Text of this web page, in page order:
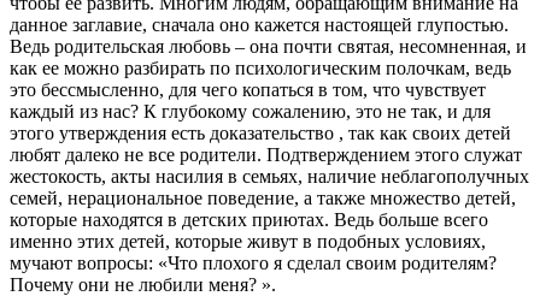
данное заглавие, сначала оно кажется настоящей глупостью.
Ведь родительская любовь – она почти святая, несомненная, и
как ее можно разбирать по психологическим полочкам, ведь
это бессмысленно, для чего копаться в том, что чувствует
каждый из нас? К глубокому сожалению, это не так, и для
этого утверждения есть доказательство , так как своих детей
любят далеко не все родители. Подтверждением этого служат
жестокость, акты насилия в семьях, наличие неблагополучных
семей, нерациональное поведение, а также множество детей,
которые находятся в детских приютах. Ведь больше всего
именно этих детей, которые живут в подобных условиях,
мучают вопросы: «Что плохого я сделал своим родителям?
Почему они не любили меня? ».